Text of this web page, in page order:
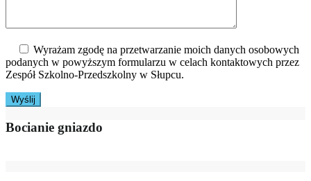
Wyrażam zgodę na przetwarzanie moich danych osobowych
podanych w powyższym formularzu w celach kontaktowych przez
Zespół Szkolno-Przedszkolny w Słupcu.
Bocianie gniazdo